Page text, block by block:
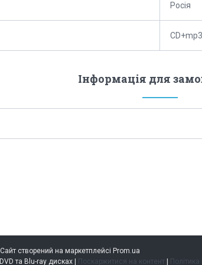
Росія
CD+mp3
Інформація для
Сайт створений на маркетплейсі Prom.ua
music.kiev.ua — музика на CD, MP3, DVD та Blu-ray дисках | Поскаржитися на контент | Політика